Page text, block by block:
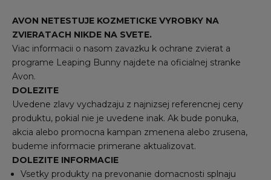
AVON NETESTUJE KOZMETICKE VYROBKY NA
ZVIERATACH NIKDE NA SVETE.
Viac informacii o nasom zavazku k ochrane zvierat a
programe Leaping Bunny najdete na oficialnej stranke
Avon.
DOLEZITE
Uvedene zlavy vychadzaju z najnizsej referencnej ceny
produktu, pokial nie je uvedene inak. Ak bude ponuka,
akcia alebo promocna kampan zmenena alebo zrusena,
budeme informacie primerane aktualizovat.
DOLEZITE INFORMACIE
Vsetky produkty na prevonanie domacnosti splnaju